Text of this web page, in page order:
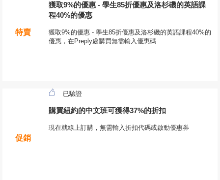
特賣
獲取9%的優惠 - 學生85折優惠及洛杉磯的英語課
程40%的優惠
獲取9%的優惠 - 學生85折優惠及洛杉磯的英語課程40%的
優惠，在Preply處購買無需輸入優惠碼
促銷
已驗證
購買紐約的中文班可獲得37%的折扣
現在就線上訂購，無需輸入折扣代碼或啟動優惠券